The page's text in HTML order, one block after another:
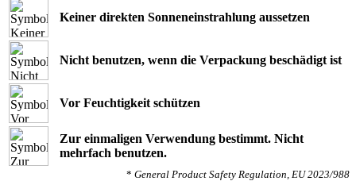
Keiner direkten Sonneneinstrahlung aussetzen
Nicht benutzen, wenn die Verpackung beschädigt ist
Vor Feuchtigkeit schützen
Zur einmaligen Verwendung bestimmt. Nicht
mehrfach benutzen.
* General Product Safety Regulation, EU 2023/988